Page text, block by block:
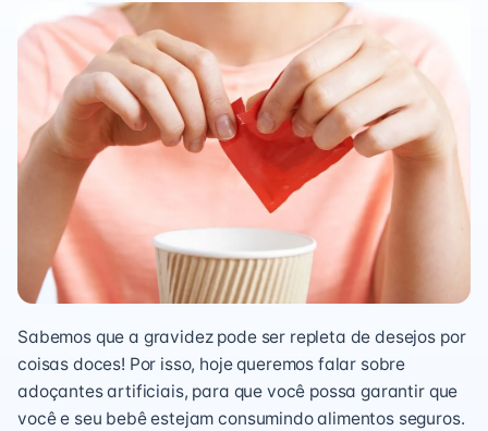
Sabemos que a gravidez pode ser repleta de desejos por
coisas doces! Por isso, hoje queremos falar sobre
adoçantes artificiais, para que você possa garantir que
você e seu bebê estejam consumindo alimentos seguros.